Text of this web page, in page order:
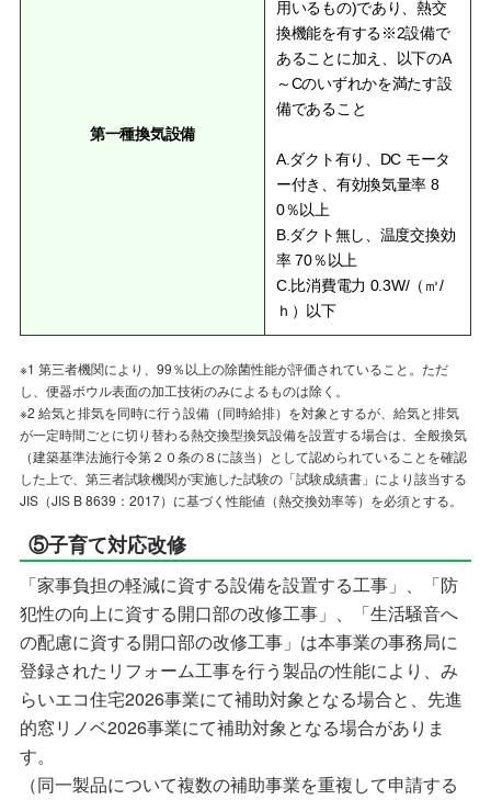
第一種換気設備
用いるもの)であり、熱交
換機能を有する※2設備で
あることに加え、以下のA
～Cのいずれかを満たす設
備であること
A.ダクト有り、DC モータ
ー付き、有効換気量率 8
0％以上
B.ダクト無し、温度交換効
率 70％以上
C.比消費電力 0.3W/（㎥/
ｈ）以下
※1 第三者機関により、99％以上の除菌性能が評価されていること。ただ
し、便器ボウル表面の加工技術のみによるものは除く。
※2 給気と排気を同時に行う設備（同時給排）を対象とするが、給気と排気
が一定時間ごとに切り替わる熱交換型換気設備を設置する場合は、全般換気
（建築基準法施行令第２０条の８に該当）として認められていることを確認
した上で、第三者試験機関が実施した試験の「試験成績書」により該当する
JIS（JIS B 8639：2017）に基づく性能値（熱交換効率等）を必須とする。
⑤子育て対応改修
「家事負担の軽減に資する設備を設置する工事」、「防
犯性の向上に資する開口部の改修工事」、「生活騒音へ
の配慮に資する開口部の改修工事」は本事業の事務局に
登録されたリフォーム工事を行う製品の性能により、み
らいエコ住宅2026事業にて補助対象となる場合と、先進
的窓リノベ2026事業にて補助対象となる場合がありま
す。
（同一製品について複数の補助事業を重複して申請する